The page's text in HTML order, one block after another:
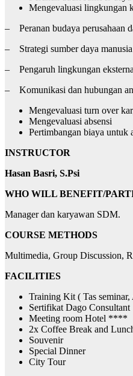
Mengevaluasi lingkungan
– Peranan budaya perusahaan
– Strategi sumber daya manusia
– Pengaruh lingkungan
– Komunikasi dan hubungan
Mengevaluasi turn over
Mengevaluasi absensi
Pertimbangan biaya untuk
INSTRUCTOR
Hasan Basri, S.Psi
WHO WILL BENEFIT/
Manager dan karyawan SDM.
COURSE METHODS
Multimedia, Group Discussion,
FACILITIES
Training Kit ( Tas
Sertifikat Dago Consultant
Meeting room Hotel ****
2x Coffee Break and
Souvenir
Special Dinner
City Tour